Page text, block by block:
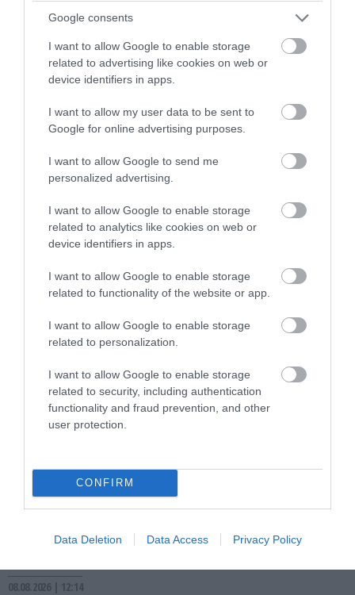
Google consents
I want to allow Google to enable storage
related to advertising like cookies on web or
device identifiers in apps.
I want to allow my user data to be sent to
Google for online advertising purposes.
I want to allow Google to send me
personalized advertising.
I want to allow Google to enable storage
related to analytics like cookies on web or
device identifiers in apps.
I want to allow Google to enable storage
related to functionality of the website or app.
I want to allow Google to enable storage
related to personalization.
I want to allow Google to enable storage
related to security, including authentication
functionality and fraud prevention, and other
user protection.
CONFIRM
Data Deletion Data Access Privacy Policy
Αγρίνιο: Συνελήφθη 43χρονος που
οδηγούσε υπό την επήρεια αλκοόλ –
Βρέθηκε γεμιστήρας με σφαίρες στο
08.08.2026 | 12:32
Από τα χειρότερα γλύτωσε 8χρονος
Βρετανός: Έκανε βουτιά σε παραλία της
Χαλκιδικής και χτύπησε με το κεφάλι σε
βράχο
08.08.2026 | 12:14